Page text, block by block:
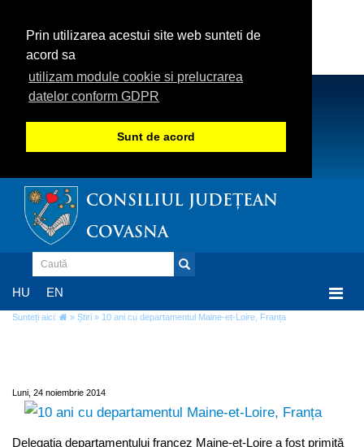
Prin utilizarea acestui site web sunteti de
acord sa
utilizam module cookie si prelucrarea
datelor conform GDPR
Sunt de acord
CONSILIUL JUDEȚEAN
COVASNA
HU EN
Sunteți aici: » Știri » 10 ani cu departamentul Maine-et-Loire, Franța
Luni, 24 noiembrie 2014
Delegaţia departamentului francez Maine-et-Loire a fost primită